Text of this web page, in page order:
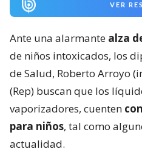
VER
Ante una alarmante alza
de niños intoxicados, los
de Salud, Roberto Arroyo
(Rep) buscan que los
vaporizadores, cuenten
para niños, tal como
actualidad.